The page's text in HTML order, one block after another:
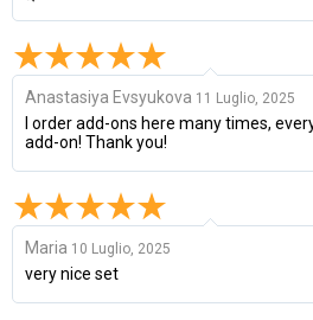
Anastasiya Evsyukova 11 Luglio, 2025
I order add-ons here many times,
add-on! Thank you!
Maria 10 Luglio, 2025
very nice set